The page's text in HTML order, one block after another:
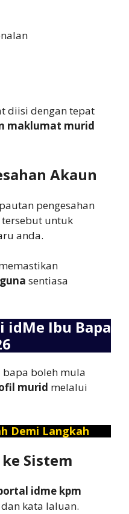
diisi dengan tepat
maklumat murid
Akaun
pengesahan
untuk
anda.
sentiasa
idMe Ibu Bapa
bapa boleh mula
murid melalui
Demi Langkah
Sistem
idme kpm
kata laluan.